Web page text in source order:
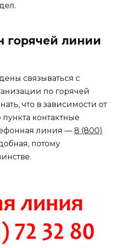
горячей линии
связываться с
по горячей
что в зависимости от
контактные
линия — 8 (800)
потому